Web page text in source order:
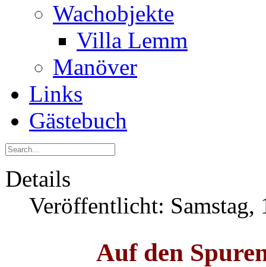
Wachobjekte
Villa Lemm
Manöver
Links
Gästebuch
Details
Veröffentlicht: Samstag,
Auf den